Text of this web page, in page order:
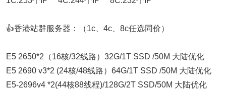
👍香港站群服务器：（1c、4c、8c任选同价）
E5 2650*2（16核/32线路）32G/1T SSD /50M 大陆优化
E5 2690 v3*2 (24核/48线路）64G/1T SSD /50M 大陆优化
E5-2696v4 *2(44核88线程)/128G/2T SSD/50M 大陆优化